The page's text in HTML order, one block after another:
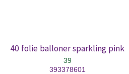
40 folie balloner sparkling pink
39
393378601